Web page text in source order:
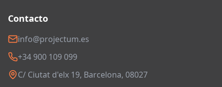
Contacto
info@projectum.es
+34 900 109 099
C/ Ciutat d'elx 19, Barcelona, 08027